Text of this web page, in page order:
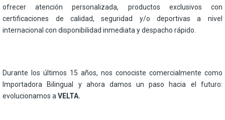
ofrecer atención personalizada, productos exclusivos con
certificaciones de calidad, seguridad y/o deportivas a nivel
internacional con disponibilidad inmediata y despacho rápido.
Durante los últimos 15 años, nos conociste comercialmente como
Importadora Bilingual y ahora damos un paso hacia el futuro:
evolucionamos aVELTA.